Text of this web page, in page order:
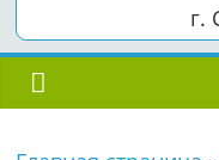
г.